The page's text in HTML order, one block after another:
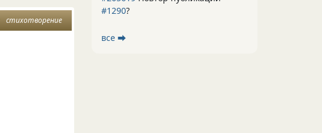
стихотворение
#1290?
все ⮕